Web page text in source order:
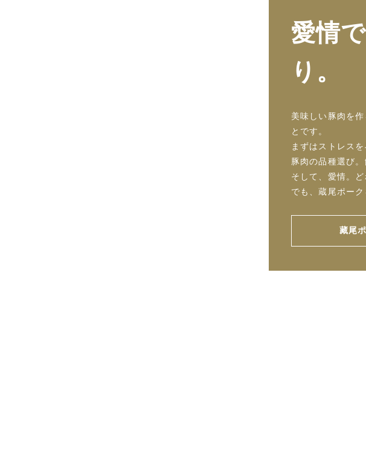
愛情
り。
美味しい豚肉を
とです。
まずはストレス
豚肉の品種選び
そして、愛情。
でも、蔵尾ポー
藏尾